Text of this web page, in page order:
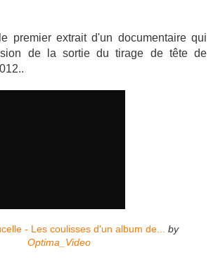
premier extrait d'un documentaire qui
de la sortie du tirage de tête de
- Les coulisses d'un album de...
by
Optima_Video